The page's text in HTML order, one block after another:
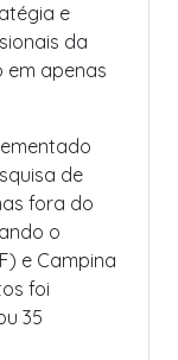
e
da
em apenas
de
fora do
o
e Campina
foi
35